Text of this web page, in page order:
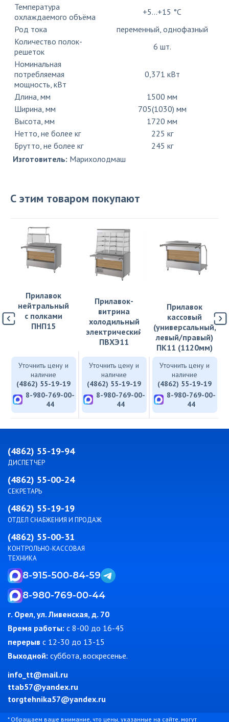
Температура
охлаждаемого объёма
+5...+15 °C
Род тока
переменный, однофазный
Количество полок-
решеток
6 шт.
Номинальная
потребляемая
мощность, кВт
0,371 кВт
Длина, мм
1500 мм
Ширина, мм
705(1030) мм
Высота, мм
1720 мм
Нетто, не более кг
225 кг
Брутто, не более кг
245 кг
Изготовитель: Марихолодмаш
С этим товаром покупают
Прилавок
нейтральный
с полками
ПНП15
Уточнить цену и
наличие
(4862) 55-19-19
8-980-769-00-
44
Прилавок-
витрина
холодильный
электрический
ПВХЭ11
Уточнить цену и
наличие
(4862) 55-19-19
8-980-769-00-
44
Прилавок
кассовый
(универсальный,
левый/правый)
ПК11 (1120мм)
Уточнить цену и
наличие
(4862) 55-19-19
8-980-769-00-
44
(4862) 55-19-94
ДИСПЕТЧЕР
(4862) 55-00-24
СЕКРЕТАРЬ
(4862) 55-19-19
ОТДЕЛ СНАБЖЕНИЯ И ПРОДАЖ
(4862) 55-00-31
КОНТРОЛЬНО-КАССОВАЯ
ТЕХНИКА
8-915-500-84-59
8-980-769-00-44
г. Орел, ул. Ливенская, д. 70
Время работы: c 8-00 до 16-45
перерыв с 12-30 до 13-15
Выходной: суббота, воскресенье.
info_tt@mail.ru
ttab57@yandex.ru
torgtehnika57@yandex.ru
* Обращаем ваше внимание, что цены, указанные на сайте, могут